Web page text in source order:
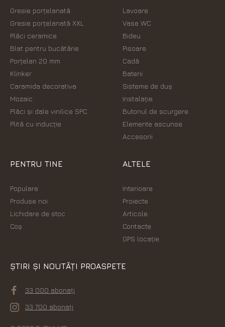
Gresie porțelanată
Gresie porțelanată XXL
Plăci ceramice
Blat pentru bucătărie
Porțelan 20 mm
Klinker
Caramida decorativa
Mozaic
Plăci şi dale vinilice SPC
Plită cu inducție
Lavoare
Vase WC
Bideu
Pisoare
Cadă
Baterii
Sisteme de duș
Instalație
Butonul de scurgere
Elemente ascunse
Accesorii
PENTRU TINE
Populare
Produse noi
Lichidare de stoc
Coș
ALTELE
Interioare
Proiecte
Articole
Contacte
GPS locație
ȘTIRI ȘI NOUTĂȚI PROASPETE
33 000 abonați
33 700 abonați